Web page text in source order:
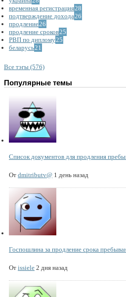
временная регистрация28
подтверждение дохода 26
продление26
продление сроков25
РВП по диплому25
беларусь21
Все тэгы (576)
Популярные темы
Список документов для продления
От dmitributv@ 1 день назад
Госпошлина за продление срока
От issiele 2 дня назад